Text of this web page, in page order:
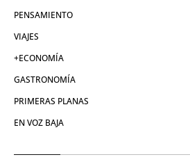
PENSAMIENTO
VIAJES
+ECONOMÍA
GASTRONOMÍA
PRIMERAS PLANAS
EN VOZ BAJA